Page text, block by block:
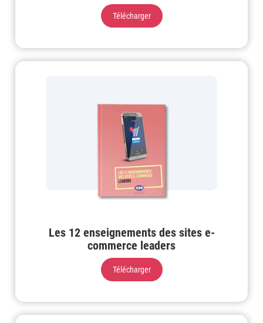
Télécharger
Les 12 enseignements des sites e-
commerce leaders
Télécharger